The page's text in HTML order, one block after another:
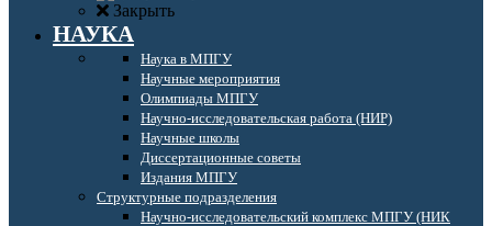
Закрыть
НАУКА
Наука в МПГУ
Научные мероприятия
Олимпиады МПГУ
Научно-исследовательская работа (НИР)
Научные школы
Диссертационные советы
Издания МПГУ
Структурные подразделения
Научно-исследовательский комплекс МПГУ (НИК